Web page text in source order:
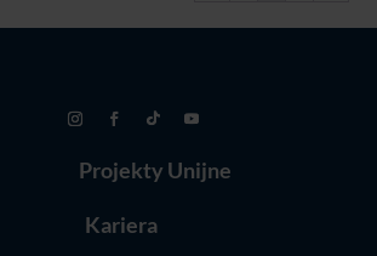
Projekty Unijne
Kariera